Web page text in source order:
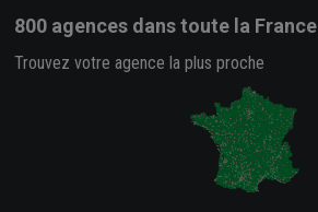
800 agences dans toute la France
Trouvez votre agence la plus proche